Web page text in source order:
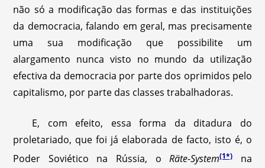
não só a modificação das formas e das instituições
da democracia, falando em geral, mas precisamente
uma sua modificação que possibilite um
alargamento nunca visto no mundo da utilização
efectiva da democracia por parte dos oprimidos pelo
capitalismo, por parte das classes trabalhadoras.
E, com efeito, essa forma da ditadura do
proletariado, que foi já elaborada de facto, isto é, o
Poder Soviético na Rússia, oRäte-System(1*)na